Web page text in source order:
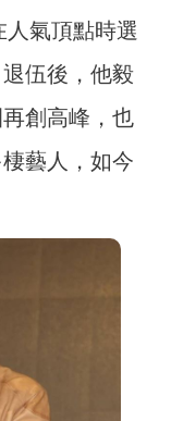
氣頂點時選
伍後，他毅
創高峰，也
藝人，如今